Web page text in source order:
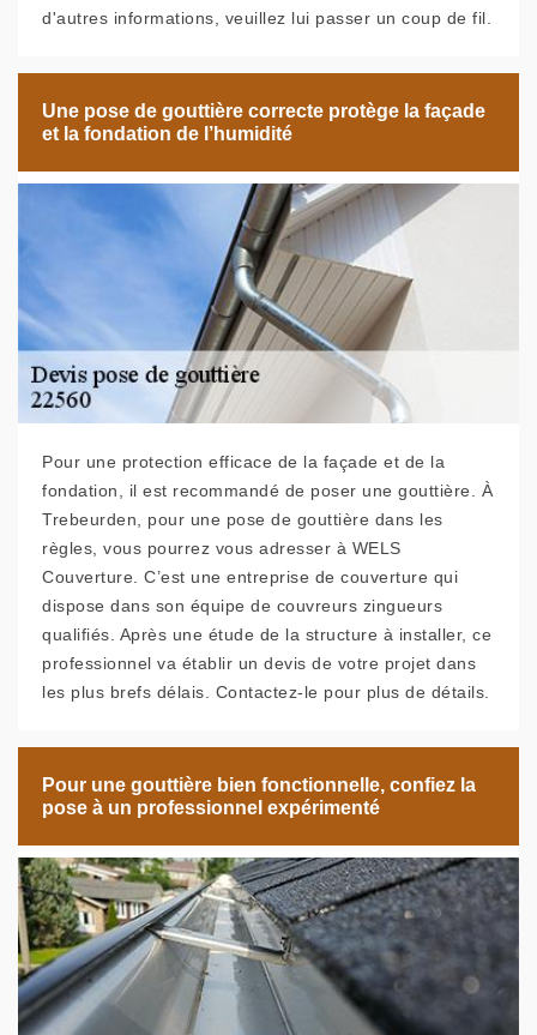
d'autres informations, veuillez lui passer un coup de fil.
Une pose de gouttière correcte protège la façade
et la fondation de l’humidité
Pour une protection efficace de la façade et de la
fondation, il est recommandé de poser une gouttière. À
Trebeurden, pour une pose de gouttière dans les
règles, vous pourrez vous adresser à WELS
Couverture. C’est une entreprise de couverture qui
dispose dans son équipe de couvreurs zingueurs
qualifiés. Après une étude de la structure à installer, ce
professionnel va établir un devis de votre projet dans
les plus brefs délais. Contactez-le pour plus de détails.
Pour une gouttière bien fonctionnelle, confiez la
pose à un professionnel expérimenté